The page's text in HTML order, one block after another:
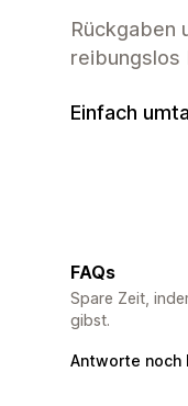
Rückgaben
reibungslos
Einfach
FAQs
Spare Zeit,
gibst.
Antworte noch